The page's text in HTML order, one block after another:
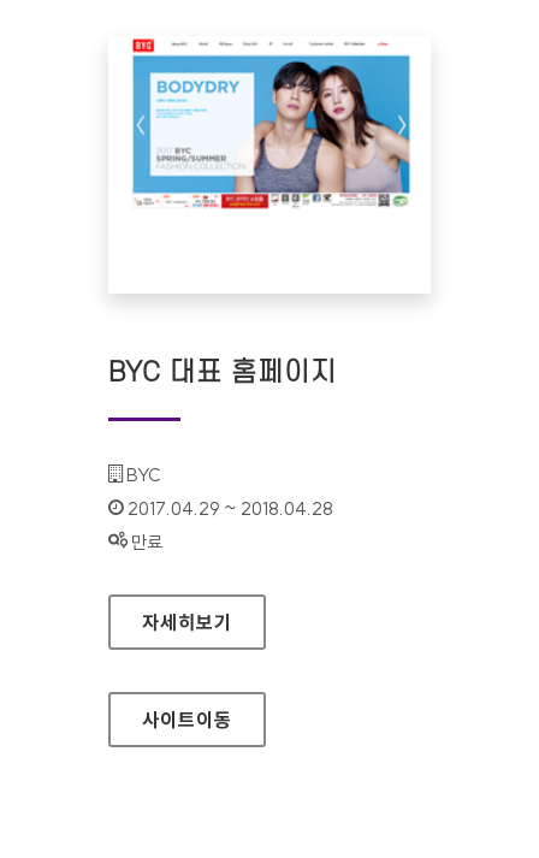
BYC 대표 홈페이지
기관명 :
BYC
인증기간 :
2017.04.29 ~ 2018.04.28
상태 :
만료
BYC 대표 홈페이지
자세히보기
사이트이동